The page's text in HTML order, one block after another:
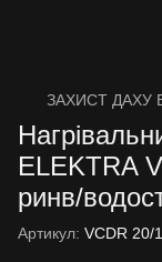
ЗАХИСТ ДАХУ
ELEKTRA
ринв/
Артикул: VCDR 20/